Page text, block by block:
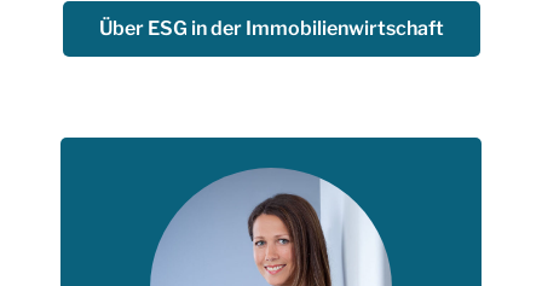
Über ESG in der Immobilienwirtschaft